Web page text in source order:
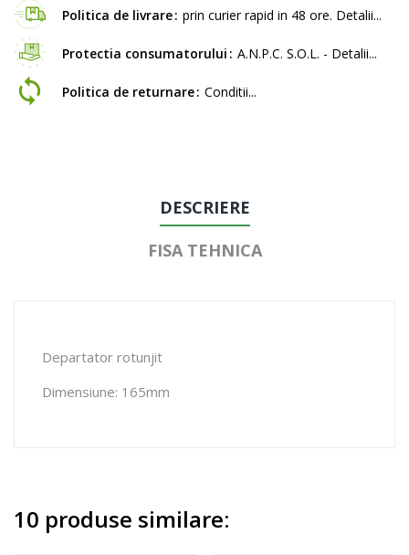
Politica de livrare prin curier rapid in 48 ore. Detalii...
Protectia consumatorului A.N.P.C. S.O.L. - Detalii...
Politica de returnare Conditii...
DESCRIERE
FISA TEHNICA
Departator rotunjit
Dimensiune: 165mm
10 produse similare: